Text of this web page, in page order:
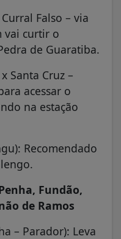
Falso – via
vai curtir o
de Guaratiba.
Santa Cruz –
acessar o
na estação
Recomendado
Fundão,
de Ramos
– Parador): Leva